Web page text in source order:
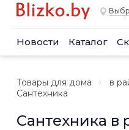
Новости Каталог
Товары для дома
в
Сантехника
Сантехника в